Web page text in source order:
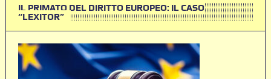
IL PRIMATO DEL DIRITTO EUROPEO: IL CASO
“LEXITOR”